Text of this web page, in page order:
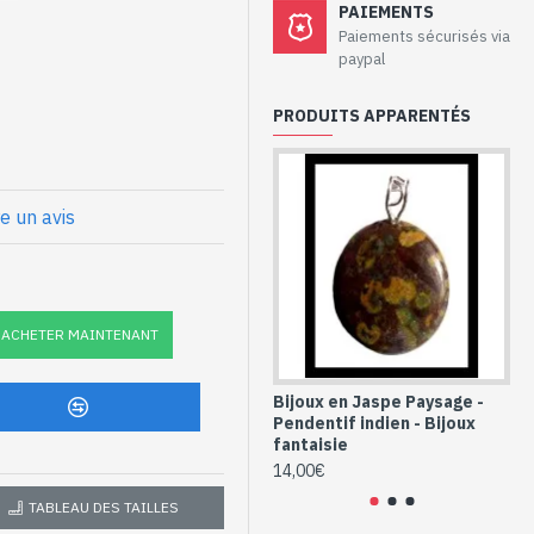
–
et métal
argent)
x 25mm approx
en Jaspe Vert
46)
un avis
ACHETER MAINTENANT
TABLEAU DES TAILLES
PAIEMENTS
Paiements sécurisés via
paypal
PRODUITS APPARENTÉS
Bijoux en Jaspe Paysage -
Pendentif indien - Bijoux
fantaisie
14,00€